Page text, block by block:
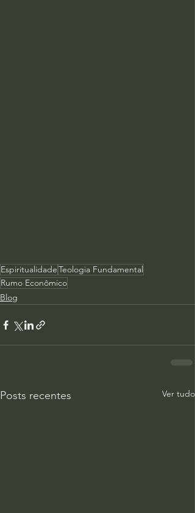
EspiritualidadeTeologia Fundamental
Rumo Econômico
Blog
Posts recentes Ver tudo